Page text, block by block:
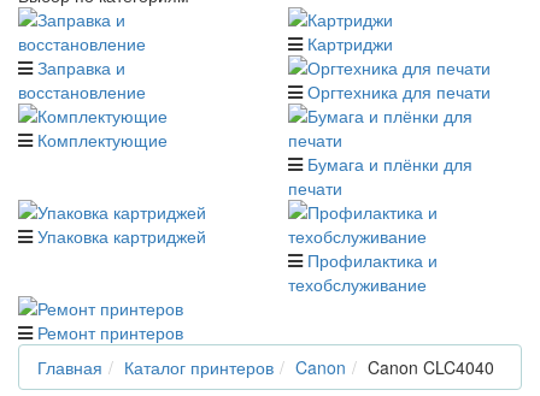
Заправка и
восстановление
Картриджи
Оргтехника для печати
Комплектующие
Бумага и плёнки для
печати
Упаковка картриджей
Профилактика и
техобслуживание
Ремонт принтеров
Главная
Каталог принтеров Canon Canon CLC4040